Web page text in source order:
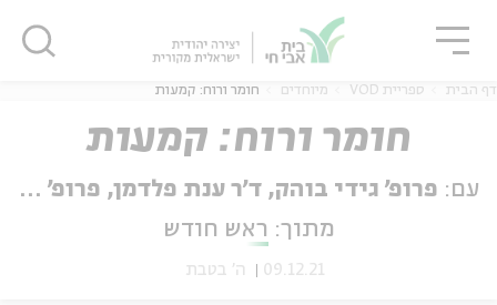
אנגלית נוער
דף הבית ספריית VOD מיוחדים חומר ורוח: קמעות
חומר ורוח: קמעות
עם: פרופ' גידי בוהק, ד'ר ענת פלדמן, פרופ' אביגדור שנאן
מתוך: ראש חודש
09.12.21 ה' בטבת
סגור